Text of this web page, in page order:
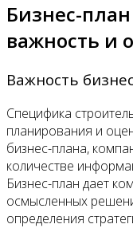
Бизнес-
важность и
Важность
Специфика
планирования и
бизнес-плана,
количестве
Бизнес-план дает
осмысленных
определения